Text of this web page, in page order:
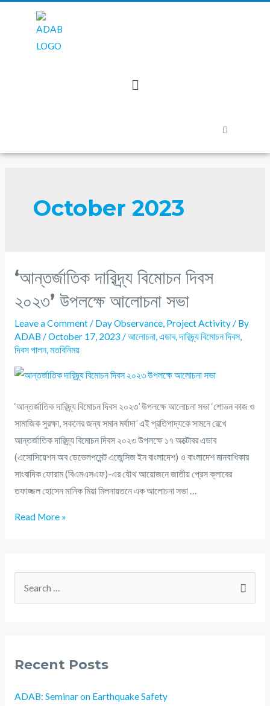
October 2023
‘আন্তর্জাতিক দারিদ্র্য বিমোচন দিবস
২০২৩’ উপলক্ষে আলোচনা সভা
Leave a Comment/ Day Observance, Project Activity/ By
ADAB /October 17, 2023 /আলোচনা,এডাব,দারিদ্র্য বিমোচন দিবস,
দিবস পালন,মতবিনিময়
‘আন্তর্জাতিক দারিদ্র্য বিমোচন দিবস ২০২৩’ উপলক্ষে আলোচনা সভা ‘শোভন কাজ ও
সামাজিক সুরক্ষা, সকলের জন্য সমান মর্যাদা’ এই প্রতিপাদ্যকে সামনে রেখে
আন্তর্জাতিক দারিদ্র্য বিমোচন দিবস ২০২৩ উপলক্ষে ১৭ অক্টোবর এডাব
(এসোসিয়েশন অব ডেভেলপমেন্ট এজেন্সিজ ইন বাংলাদেশ) ও বাংলাদেশ মানবাধিকার
সাংবাদিক ফোরাম (বিএমএসএফ)-এর যৌথ আয়োজনে জাতীয় প্রেস ক্লাবের
তফাজ্জল হোসেন মানিক মিয়া মিলনায়তনে এক আলোচনা সভা …
Read More »
Recent Posts
ADAB: Seminar on Earthquake Safety